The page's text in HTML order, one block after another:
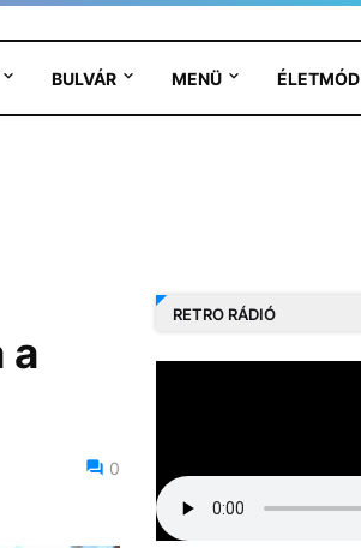
BULVÁR MENÜ ÉLETMÓD
a
0
RETRO RÁDIÓ